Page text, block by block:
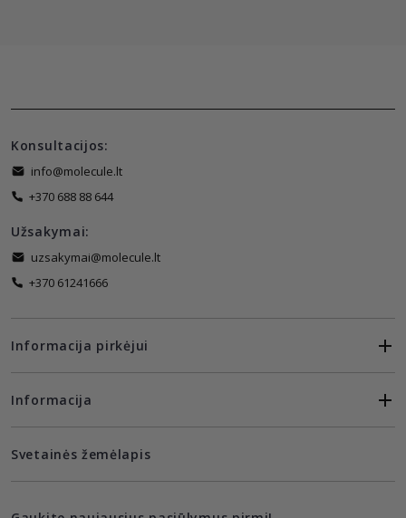
Konsultacijos:
info@molecule.lt
+370 688 88 644
Užsakymai:
uzsakymai@molecule.lt
+370 61241666
Informacija pirkėjui
Informacija
Svetainės žemėlapis